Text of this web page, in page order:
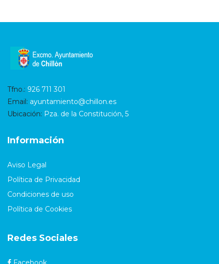
Tfno.: 926 711 301
Email: ayuntamiento@chillon.es
Ubicación: Pza. de la Constitución, 5
Información
Aviso Legal
Política de Privacidad
Condiciones de uso
Política de Cookies
Redes Sociales